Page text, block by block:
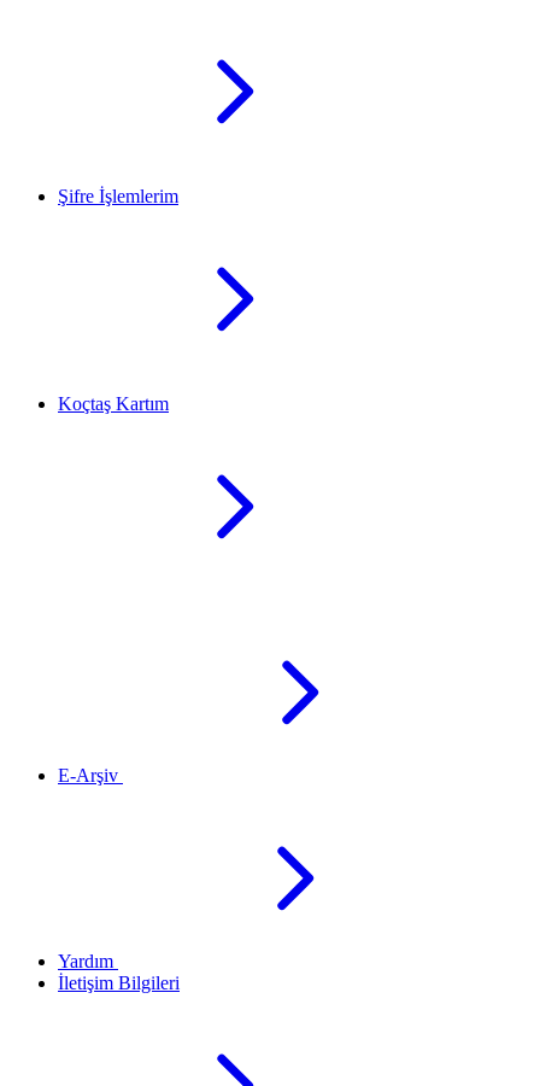
Şifre İşlemlerim
Koçtaş Kartım
E-Arşiv
Yardım
İletişim Bilgileri